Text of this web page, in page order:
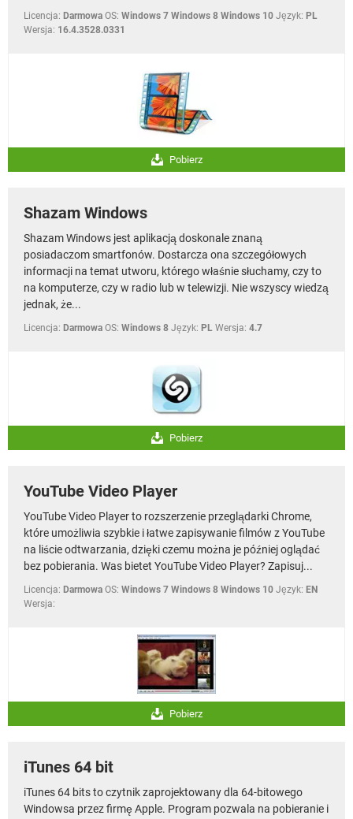
Licencja: Darmowa OS: Windows 7 Windows 8 Windows 10 Język: PL
Wersja: 16.4.3528.0331
Pobierz
Shazam Windows
Shazam Windows jest aplikacją doskonale znaną
posiadaczom smartfonów. Dostarcza ona szczegółowych
informacji na temat utworu, którego właśnie słuchamy, czy to
na komputerze, czy w radio lub w telewizji. Nie wszyscy wiedzą
jednak, że...
Licencja: Darmowa OS: Windows 8 Język: PL Wersja: 4.7
Pobierz
YouTube Video Player
YouTube Video Player to rozszerzenie przeglądarki Chrome,
które umożliwia szybkie i łatwe zapisywanie filmów z YouTube
na liście odtwarzania, dzięki czemu można je później oglądać
bez pobierania. Was bietet YouTube Video Player? Zapisuj...
Licencja: Darmowa OS: Windows 7 Windows 8 Windows 10 Język: EN
Wersja:
Pobierz
iTunes 64 bit
iTunes 64 bits to czytnik zaprojektowany dla 64-bitowego
Windowsa przez firmę Apple. Program pozwala na pobieranie i